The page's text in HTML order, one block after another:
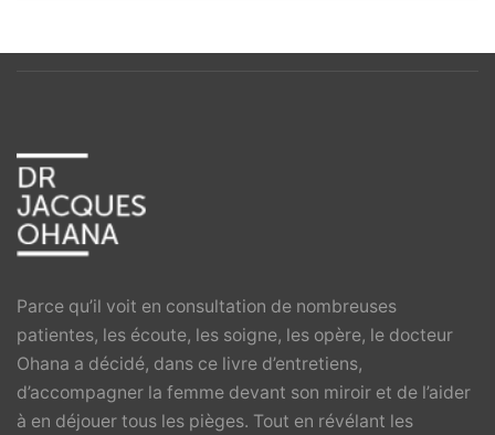
Parce qu’il voit en consultation de nombreuses
patientes, les écoute, les soigne, les opère, le docteur
Ohana a décidé, dans ce livre d’entretiens,
d’accompagner la femme devant son miroir et de l’aider
à en déjouer tous les pièges. Tout en révélant les